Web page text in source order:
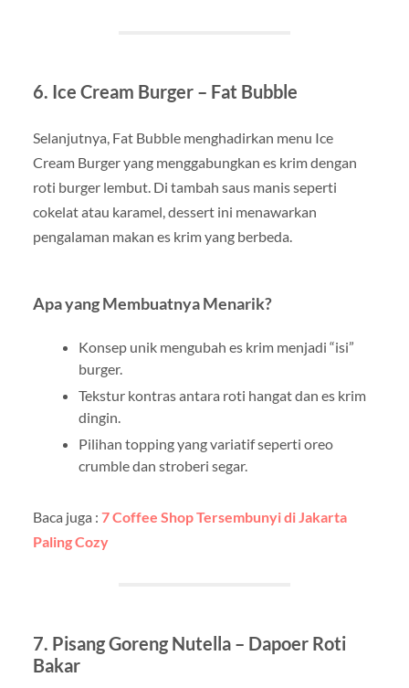
6. Ice Cream Burger – Fat Bubble
Selanjutnya, Fat Bubble menghadirkan menu Ice
Cream Burger yang menggabungkan es krim dengan
roti burger lembut. Di tambah saus manis seperti
cokelat atau karamel, dessert ini menawarkan
pengalaman makan es krim yang berbeda.
Apa yang Membuatnya Menarik?
Konsep unik mengubah es krim menjadi “isi”
burger.
Tekstur kontras antara roti hangat dan es krim
dingin.
Pilihan topping yang variatif seperti oreo
crumble dan stroberi segar.
Baca juga : 7 Coffee Shop Tersembunyi di Jakarta
Paling Cozy
7. Pisang Goreng Nutella – Dapoer Roti
Bakar